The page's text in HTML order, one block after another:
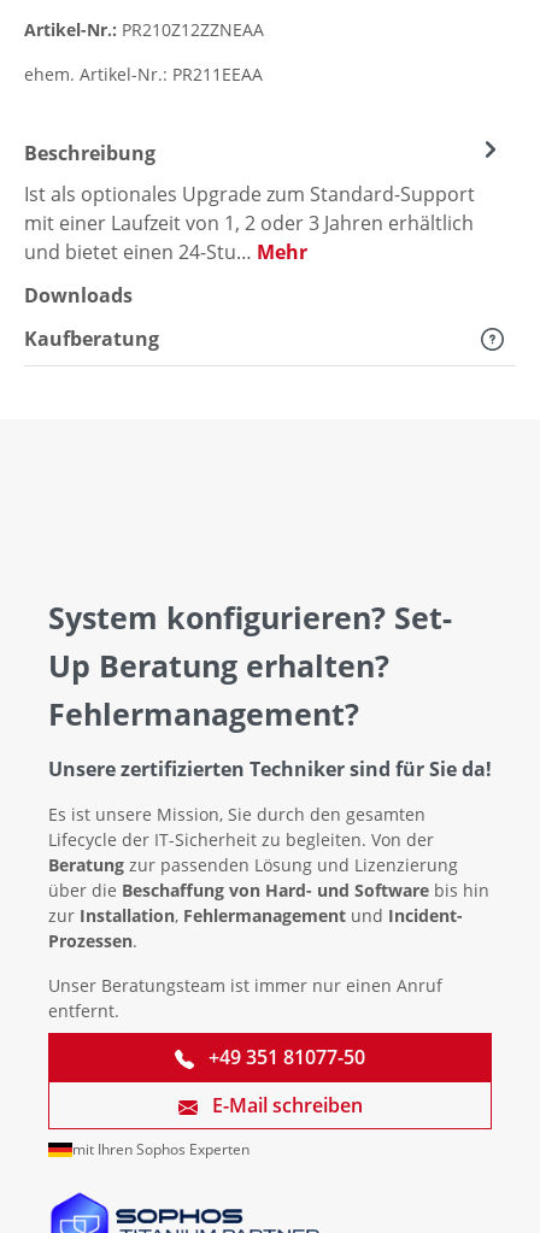
Artikel-Nr.: PR210Z12ZZNEAA
ehem. Artikel-Nr.: PR211EEAA
Beschreibung
Ist als optionales Upgrade zum Standard-Support
mit einer Laufzeit von 1, 2 oder 3 Jahren erhältlich
und bietet einen 24-Stu… Mehr
Downloads
Kaufberatung
System konfigurieren? Set-
Up Beratung erhalten?
Fehlermanagement?
Unsere zertifizierten Techniker sind für Sie da!
Es ist unsere Mission, Sie durch den gesamten
Lifecycle der IT-Sicherheit zu begleiten. Von der
Beratung zur passenden Lösung und Lizenzierung
über die Beschaffung von Hard- und Software bis hin
zur Installation, Fehlermanagement und Incident-
Prozessen.
Unser Beratungsteam ist immer nur einen Anruf
entfernt.
+49 351 81077-50
E-Mail schreiben
mit Ihren Sophos Experten